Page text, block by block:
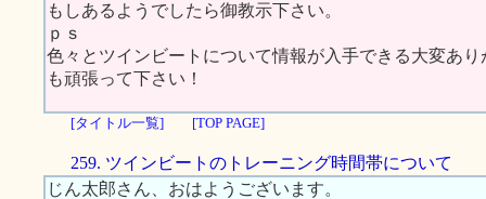
もしあるようでしたら御教示下さい。
ｐｓ
色々とツインビートについて情報が入手できる大変あ
も頑張って下さい！
[タイトル一覧] [TOP PAGE]
259. ツインビートのトレーニング時間帯について
じん太郎さん、おはようございます。